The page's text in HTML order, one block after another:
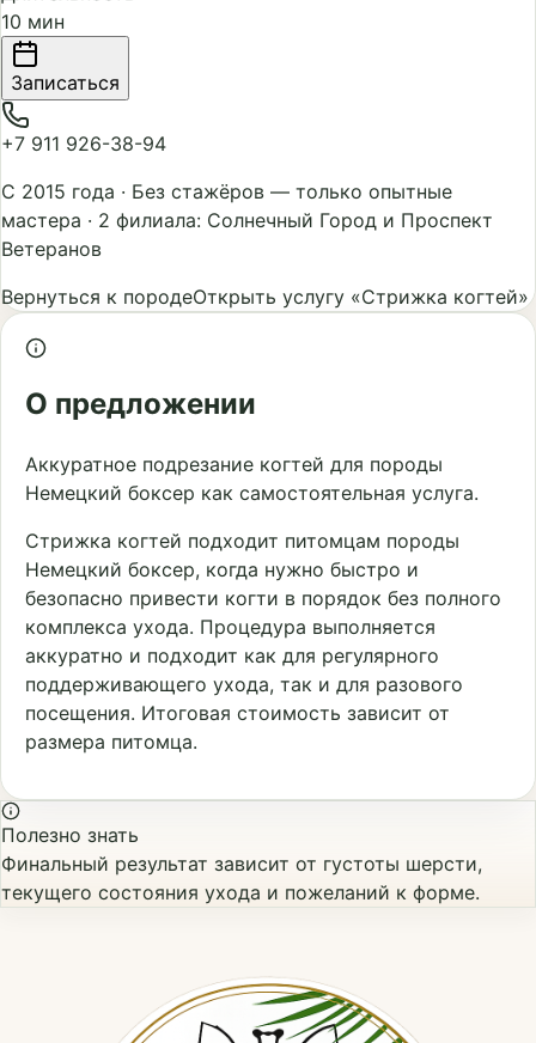
10 мин
Записаться
+7 911 926-38-94
С 2015 года · Без стажёров — только опытные
мастера · 2 филиала: Солнечный Город и Проспект
Ветеранов
Вернуться к породеОткрыть услугу «Стрижка когтей»
О предложении
Аккуратное подрезание когтей для породы
Немецкий боксер как самостоятельная услуга.
Стрижка когтей подходит питомцам породы
Немецкий боксер, когда нужно быстро и
безопасно привести когти в порядок без полного
комплекса ухода. Процедура выполняется
аккуратно и подходит как для регулярного
поддерживающего ухода, так и для разового
посещения. Итоговая стоимость зависит от
размера питомца.
Полезно знать
Финальный результат зависит от густоты шерсти,
текущего состояния ухода и пожеланий к форме.